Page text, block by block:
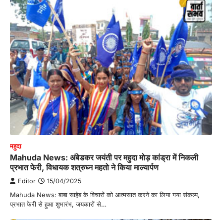
महुदा
Mahuda News: अंबेडकर जयंती पर महुदा मोड़ कांड्रा में निकली
प्रभात फेरी, विधायक शत्रुघ्न महतो ने किया माल्यार्पण
Editor 15/04/2025
Mahuda News: बाबा साहेब के विचारों को आत्मसात करने का लिया गया संकल्प,
प्रभात फेरी से हुआ शुभारंभ, जयकारों से…